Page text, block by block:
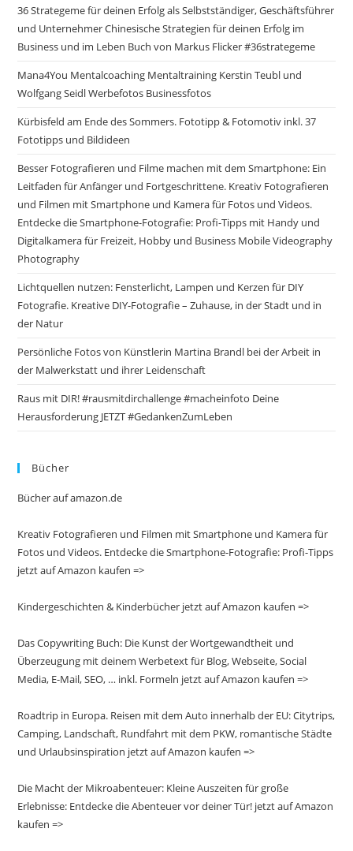
36 Strategeme für deinen Erfolg als Selbstständiger, Geschäftsführer
und Unternehmer Chinesische Strategien für deinen Erfolg im
Business und im Leben Buch von Markus Flicker #36strategeme
Mana4You Mentalcoaching Mentaltraining Kerstin Teubl und
Wolfgang Seidl Werbefotos Businessfotos
Kürbisfeld am Ende des Sommers. Fototipp & Fotomotiv inkl. 37
Fototipps und Bildideen
Besser Fotografieren und Filme machen mit dem Smartphone: Ein
Leitfaden für Anfänger und Fortgeschrittene. Kreativ Fotografieren
und Filmen mit Smartphone und Kamera für Fotos und Videos.
Entdecke die Smartphone-Fotografie: Profi-Tipps mit Handy und
Digitalkamera für Freizeit, Hobby und Business Mobile Videography
Photography
Lichtquellen nutzen: Fensterlicht, Lampen und Kerzen für DIY
Fotografie. Kreative DIY-Fotografie – Zuhause, in der Stadt und in
der Natur
Persönliche Fotos von Künstlerin Martina Brandl bei der Arbeit in
der Malwerkstatt und ihrer Leidenschaft
Raus mit DIR! #rausmitdirchallenge #macheinfoto Deine
Herausforderung JETZT #GedankenZumLeben
Bücher
Bücher auf amazon.de
Kreativ Fotografieren und Filmen mit Smartphone und Kamera für
Fotos und Videos. Entdecke die Smartphone-Fotografie: Profi-Tipps
jetzt auf Amazon kaufen =>
Kindergeschichten & Kinderbücher jetzt auf Amazon kaufen =>
Das Copywriting Buch: Die Kunst der Wortgewandtheit und
Überzeugung mit deinem Werbetext für Blog, Webseite, Social
Media, E-Mail, SEO, … inkl. Formeln jetzt auf Amazon kaufen =>
Roadtrip in Europa. Reisen mit dem Auto innerhalb der EU: Citytrips,
Camping, Landschaft, Rundfahrt mit dem PKW, romantische Städte
und Urlaubsinspiration jetzt auf Amazon kaufen =>
Die Macht der Mikroabenteuer: Kleine Auszeiten für große
Erlebnisse: Entdecke die Abenteuer vor deiner Tür! jetzt auf Amazon
kaufen =>